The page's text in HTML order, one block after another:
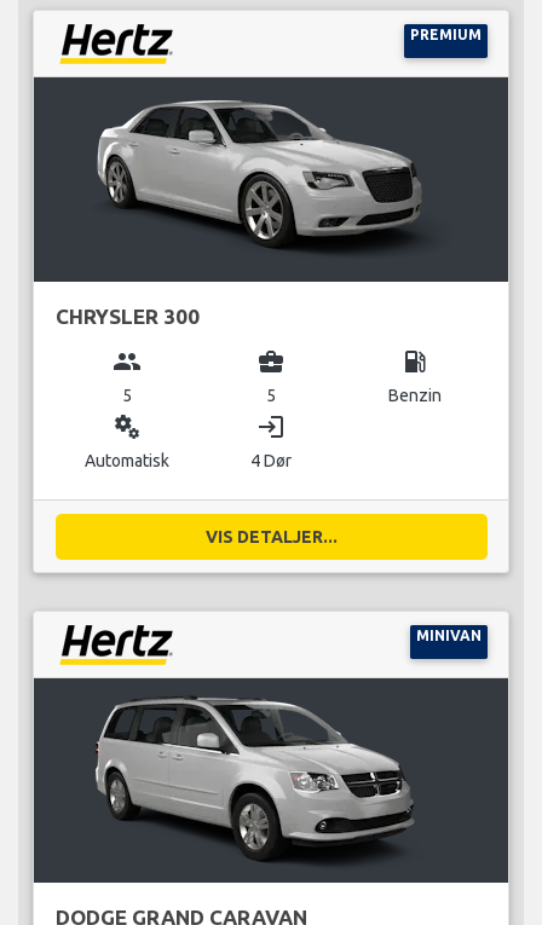
PREMIUM
CHRYSLER 300
group
5
business_center
5
local_gas_station
Benzin
miscellaneous_services
Automatisk
login
4 Dør
VIS DETALJER...
MINIVAN
DODGE GRAND CARAVAN